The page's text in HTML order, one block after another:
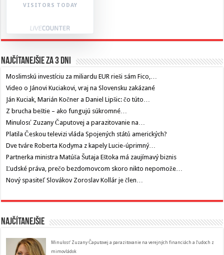
VISITORS TODAY
Najčítanejšie za 3 dni
Moslimskú investíciu za miliardu EUR rieši sám Fico,…
Video o Jánovi Kuciakovi, vraj na Slovensku zakázané
Ján Kuciak, Marián Kočner a Daniel Lipšic: čo túto…
Z brucha beštie – ako fungujú súkromné…
Minulosť Zuzany Čaputovej a parazitovanie na…
Platila Českou televizi vláda Spojených států amerických?
Dve tváre Roberta Kodyma z kapely Lucie-úprimný…
Partnerka ministra Matúša Šutaja Eštoka má zaujímavý biznis
Ľudské práva, prečo bezdomovcom skoro nikto nepomože…
Nový spasiteľ Slovákov Zoroslav Kollár je člen…
Najčítanejšie
Minulosť Zuzany Čaputovej a parazitovanie na verejných financiách a ľudoch z
mimovládok